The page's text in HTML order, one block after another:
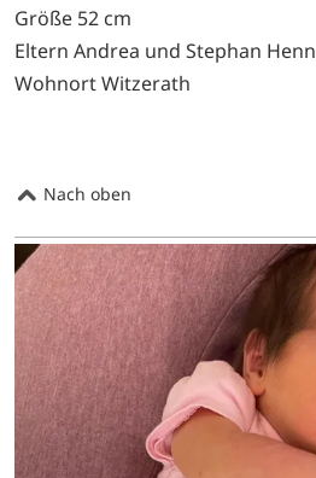
Größe 52 cm
Eltern Andrea und Stephan Henn
Wohnort Witzerath
Nach oben